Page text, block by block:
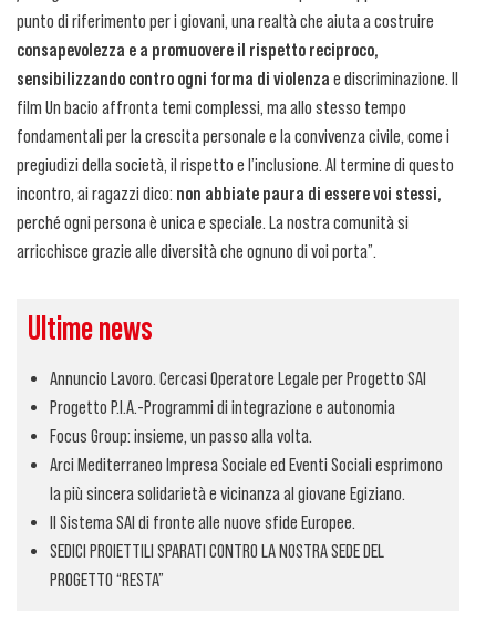
punto di riferimento per i giovani, una realtà che aiuta a costruire
consapevolezza e a promuovere il rispetto reciproco,
sensibilizzando contro ogni forma di violenza e discriminazione. Il
film Un bacio affronta temi complessi, ma allo stesso tempo
fondamentali per la crescita personale e la convivenza civile, come i
pregiudizi della società, il rispetto e l’inclusione. Al termine di questo
incontro, ai ragazzi dico: non abbiate paura di essere voi stessi,
perché ogni persona è unica e speciale. La nostra comunità si
arricchisce grazie alle diversità che ognuno di voi porta”.
Ultime news
Annuncio Lavoro. Cercasi Operatore Legale per Progetto SAI
Progetto P.I.A.-Programmi di integrazione e autonomia
Focus Group: insieme, un passo alla volta.
Arci Mediterraneo Impresa Sociale ed Eventi Sociali esprimono
la più sincera solidarietà e vicinanza al giovane Egiziano.
Il Sistema SAI di fronte alle nuove sfide Europee.
SEDICI PROIETTILI SPARATI CONTRO LA NOSTRA SEDE DEL
PROGETTO “RESTA”